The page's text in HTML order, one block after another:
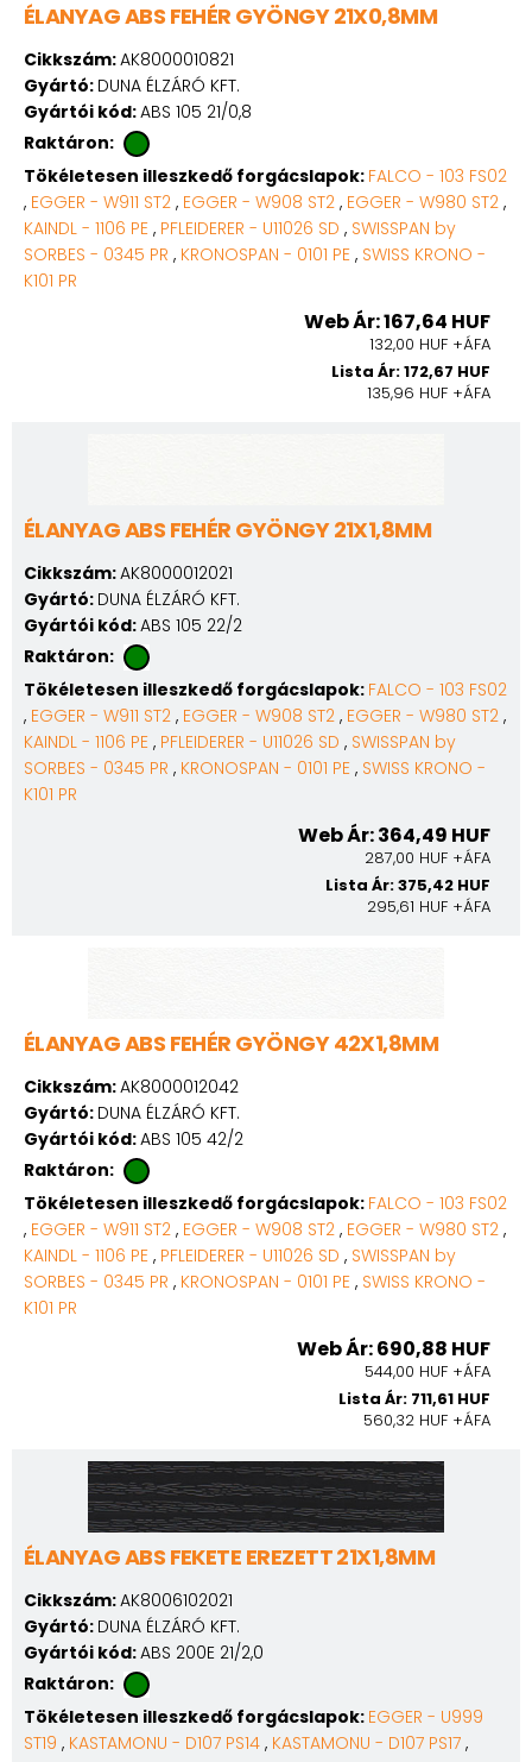
ÉLANYAG ABS FEHÉR GYÖNGY 21X0,8MM
Cikkszám:AK8000010821
Gyártó: DUNA ÉLZÁRÓ KFT.
Gyártói kód:ABS 105 21/0,8
Raktáron:
Tökéletesen illeszkedő forgácslapok: FALCO - 103 FS02
, EGGER - W911 ST2 , EGGER - W908 ST2 , EGGER - W980 ST2 ,
KAINDL - 1106 PE , PFLEIDERER - U11026 SD , SWISSPAN by
SORBES - 0345 PR , KRONOSPAN - 0101 PE , SWISS KRONO -
K101 PR
Web Ár: 167,64 HUF
132,00 HUF +ÁFA
Lista Ár: 172,67 HUF
135,96 HUF +ÁFA
ÉLANYAG ABS FEHÉR GYÖNGY 21X1,8MM
Cikkszám:AK8000012021
Gyártó: DUNA ÉLZÁRÓ KFT.
Gyártói kód:ABS 105 22/2
Raktáron:
Tökéletesen illeszkedő forgácslapok: FALCO - 103 FS02
, EGGER - W911 ST2 , EGGER - W908 ST2 , EGGER - W980 ST2 ,
KAINDL - 1106 PE , PFLEIDERER - U11026 SD , SWISSPAN by
SORBES - 0345 PR , KRONOSPAN - 0101 PE , SWISS KRONO -
K101 PR
Web Ár: 364,49 HUF
287,00 HUF +ÁFA
Lista Ár: 375,42 HUF
295,61 HUF +ÁFA
ÉLANYAG ABS FEHÉR GYÖNGY 42X1,8MM
Cikkszám:AK8000012042
Gyártó: DUNA ÉLZÁRÓ KFT.
Gyártói kód:ABS 105 42/2
Raktáron:
Tökéletesen illeszkedő forgácslapok: FALCO - 103 FS02
, EGGER - W911 ST2 , EGGER - W908 ST2 , EGGER - W980 ST2 ,
KAINDL - 1106 PE , PFLEIDERER - U11026 SD , SWISSPAN by
SORBES - 0345 PR , KRONOSPAN - 0101 PE , SWISS KRONO -
K101 PR
Web Ár: 690,88 HUF
544,00 HUF +ÁFA
Lista Ár: 711,61 HUF
560,32 HUF +ÁFA
ÉLANYAG ABS FEKETE EREZETT 21X1,8MM
Cikkszám:AK8006102021
Gyártó: DUNA ÉLZÁRÓ KFT.
Gyártói kód:ABS 200E 21/2,0
Raktáron:
Tökéletesen illeszkedő forgácslapok: EGGER - U999
ST19 , KASTAMONU - D107 PS14 , KASTAMONU - D107 PS17 ,